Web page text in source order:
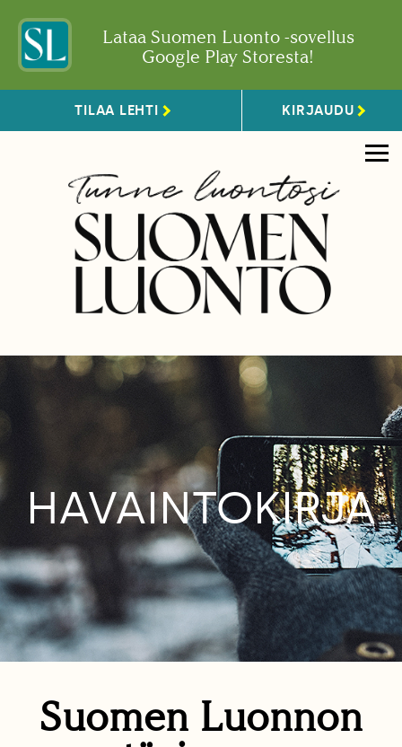
Lataa Suomen Luonto -sovellus
Google Play Storesta!
TILAA LEHTI KIRJAUDU
HAVAINTOKIRJA
Suomen Luonnon